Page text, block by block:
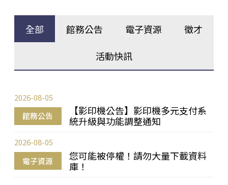
全部 館務公告 電子資源 徵才
活動快訊
館務公告
【影印機公告】影印機多元支付系
統升級與功能調整通知
2026-08-05
電子資源
您可能被停權！請勿大量下載資料
庫！
2026-08-05